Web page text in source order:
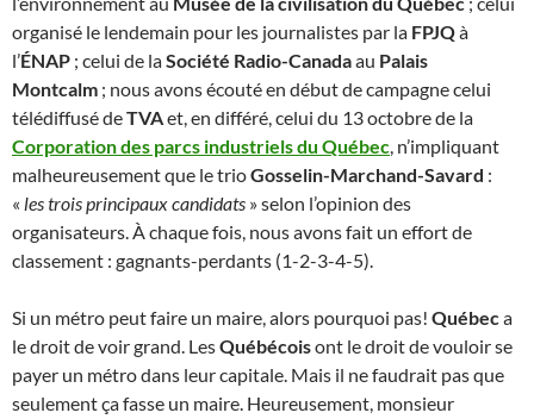
organisé le lendemain pour les journalistes par la FPJQà
l’ÉNAP ; celui de laSociété Radio-Canadaau Palais
Montcalm ; nous avons écouté en début de campagne celui
télédiffusé deTVAet, en différé, celui du 13 octobre de la
Corporation des parcs industriels du Québec, n’impliquant
malheureusement que le trioGosselin-Marchand-Savard :
« les trois principaux candidats » selon l’opinion des
organisateurs. À chaque fois, nous avons fait un effort de
classement : gagnants-perdants (1-2-3-4-5).
Si un métro peut faire un maire, alors pourquoi pas! Québeca
le droit de voir grand. LesQuébécoisont le droit de vouloir se
payer un métro dans leur capitale. Mais il ne faudrait pas que
seulement ça fasse un maire. Heureusement, monsieur